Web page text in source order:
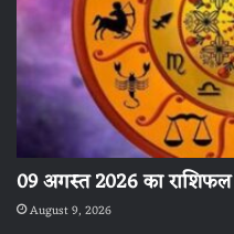
09 अगस्त 2026 का राशिफल
August 9, 2026